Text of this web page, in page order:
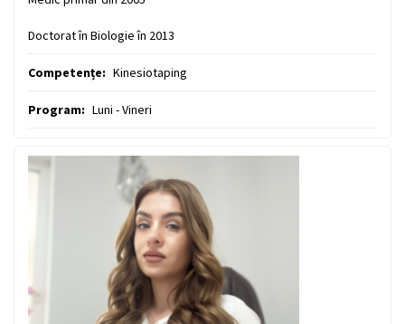
Doctorat în Biologie în 2013
Competențe: Kinesiotaping
Program: Luni - Vineri